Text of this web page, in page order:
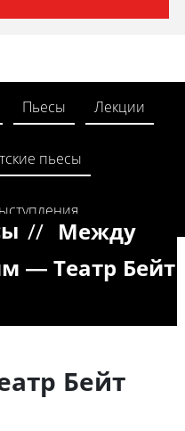
Пьесы Лекции
пьесы
//
Между
— Театр Бейт
Бейт